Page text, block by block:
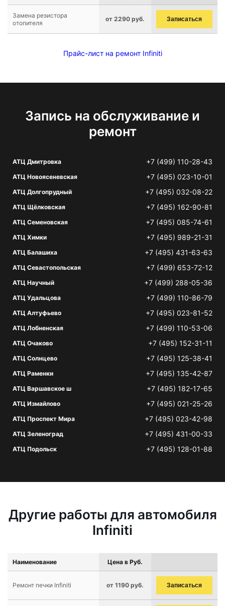
Замена резистора
отопителя
от 2290 руб. Записаться
Прайс-лист на ремонт Infiniti
Запись на обслуживание и
ремонт
АТЦ Дмитровка +7 (499) 110-28-43
АТЦ Новоясеневская +7 (495) 023-10-01
АТЦ Долгопрудный +7 (495) 032-08-22
АТЦ Щёлковская +7 (495) 162-90-81
АТЦ Семеновская +7 (495) 085-74-61
АТЦ Химки +7 (495) 989-21-31
АТЦ Балашиха +7 (495) 431-63-63
АТЦ Севастопольская +7 (499) 653-72-12
АТЦ Научный +7 (499) 288-05-36
АТЦ Удальцова +7 (499) 110-86-79
АТЦ Алтуфьево +7 (495) 023-81-52
АТЦ Лобненская +7 (499) 110-53-06
АТЦ Очаково +7 (495) 152-31-11
АТЦ Солнцево +7 (495) 125-38-41
АТЦ Раменки +7 (495) 135-42-87
АТЦ Варшавское ш +7 (495) 182-17-65
АТЦ Измайлово +7 (495) 021-25-26
АТЦ Проспект Мира +7 (495) 023-42-98
АТЦ Зеленоград +7 (495) 431-00-33
АТЦ Подольск +7 (495) 128-01-88
Другие работы для автомобиля
Infiniti
Наименование Цена в Руб.
Ремонт печки Infiniti от 1190 руб. Записаться